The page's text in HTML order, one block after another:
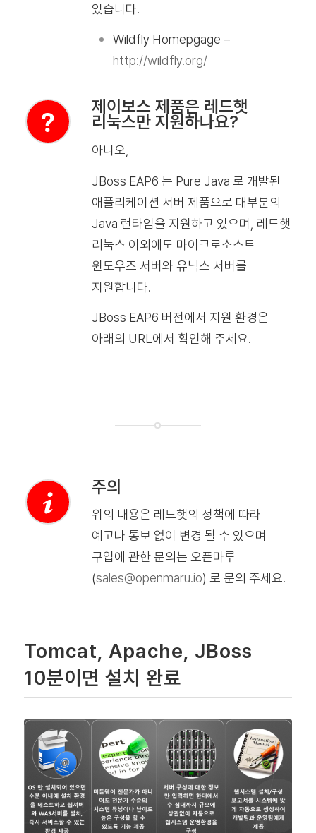
있습니다.
Wildfly Homepgage –
http://wildfly.org/
제이보스 제품은 레드햇
리눅스만 지원하나요?
아니오,
JBoss EAP6 는 Pure Java 로 개발된
애플리케이션 서버 제품으로 대부분의
Java 런타임을 지원하고 있으며, 레드햇
리눅스 이외에도 마이크로소스트
윈도우즈 서버와 유닉스 서버를
지원합니다.
JBoss EAP6 버전에서 지원 환경은
아래의 URL에서 확인해 주세요.
주의
위의 내용은 레드햇의 정책에 따라
예고나 통보 없이 변경 될 수 있으며
구입에 관한 문의는 오픈마루
(sales@openmaru.io) 로 문의 주세요.
Tomcat, Apache, JBoss
10분이면 설치 완료